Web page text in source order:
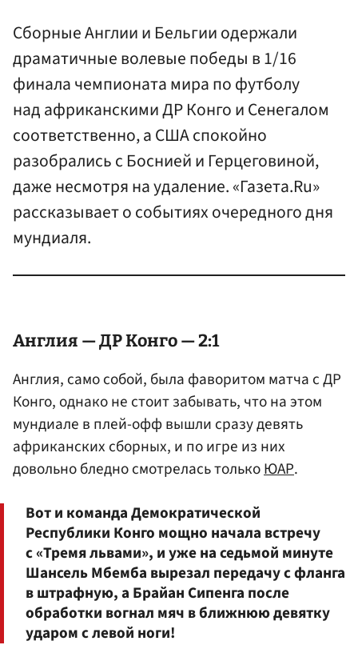
Сборные Англии и Бельгии одержали
драматичные волевые победы в 1/16
финала чемпионата мира по футболу
над африканскими ДР Конго и Сенегалом
соответственно, а США спокойно
разобрались с Боснией и Герцеговиной,
даже несмотря на удаление. «Газета.Ru»
рассказывает о событиях очередного дня
мундиаля.
Англия — ДР Конго — 2:1
Англия, само собой, была фаворитом матча с ДР
Конго, однако не стоит забывать, что на этом
мундиале в плей-офф вышли сразу девять
африканских сборных, и по игре из них
довольно бледно смотрелась толькоЮАР.
Вот и команда Демократической
Республики Конго мощно начала встречу
с «Тремя львами», и уже на седьмой минуте
Шансель Мбемба вырезал передачу с фланга
в штрафную, а Брайан Сипенга после
обработки вогнал мяч в ближнюю девятку
ударом с левой ноги!